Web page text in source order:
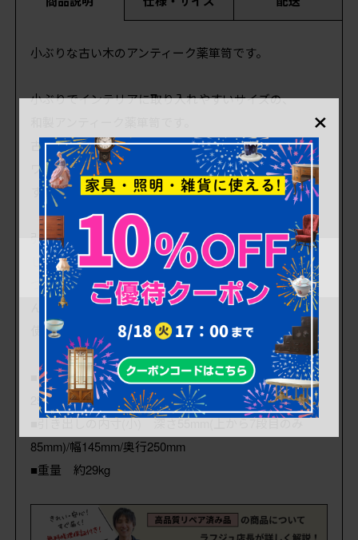
小ぶりな古い木のアンティーク薬箪笥です。
小ぶりでインテリアに取り入れやすいサイズの、
古い木の質感が味わい深いお品です。
ワークスペースでの小物収納家具としてもおすすめで
す。
引き出しはスムーズに動きます。
しっかりとしたお品ですが、構造上ごくわずかにぐら
つきがあります。使用上、強度上に問題はありませ
使用上問題のあるダメージはありません。
■引き出しの内寸(大) 深さ80mm/幅700mm/奥行
250mm
■引き出しの内寸(小) 深さ55mm(上から7段目のみ
85mm)/幅145mm/奥行250mm
■重量 約29kg
×